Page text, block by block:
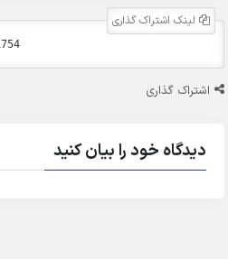
لینک اشتراک گذاری
اشتراک گذاری
دیدگاه خود را بیان کنید